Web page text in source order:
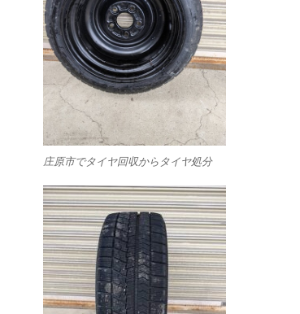
庄原市でタイヤ回収からタイヤ処分